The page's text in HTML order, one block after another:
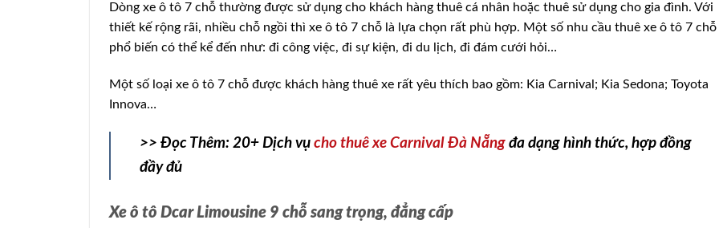
Dòng xe ô tô 7 chỗ thường được sử dụng cho khách hàng thuê cá nhân hoặc thuê sử dụng cho gia đình. Với
thiết kế rộng rãi, nhiều chỗ ngồi thì xe ô tô 7 chỗ là lựa chọn rất phù hợp. Một số nhu cầu thuê xe ô tô 7 chỗ
phổ biến có thể kể đến như: đi công việc, đi sự kiện, đi du lịch, đi đám cưới hỏi…
Một số loại xe ô tô 7 chỗ được khách hàng thuê xe rất yêu thích bao gồm: Kia Carnival; Kia Sedona; Toyota
Innova…
>> Đọc Thêm: 20+ Dịch vụ cho thuê xe Carnival Đà Nẵng đa dạng hình thức, hợp đồng
đầy đủ
Xe ô tô Dcar Limousine 9 chỗ sang trọng, đẳng cấp